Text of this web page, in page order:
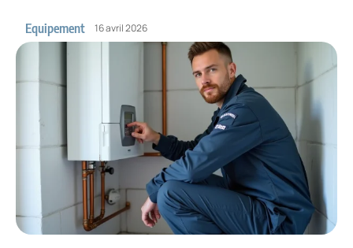
Equipement 16 avril 2026